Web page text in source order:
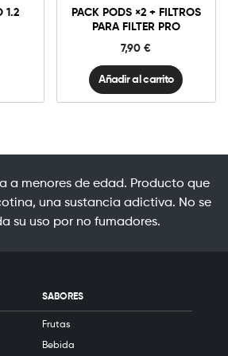
1.2
PACK PODS ×2 + FILTROS
PARA FILTER PRO
7,90€
Filtros
para
Filter
Pro
cantidad
Añadir al carrito
menores de edad. Producto que
una sustancia adictiva. No se
su uso por no fumadores.
SABORES
Frutas
Bebida